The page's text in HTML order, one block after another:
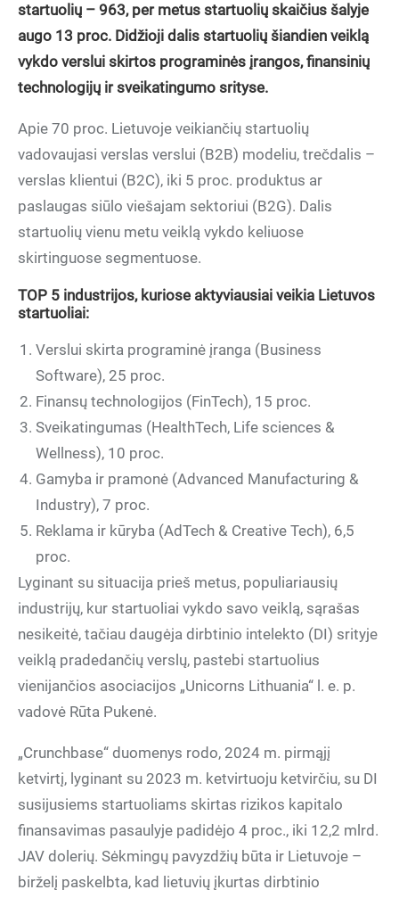
startuolių – 963, per metus startuolių skaičius šalyje
augo 13 proc. Didžioji dalis startuolių šiandien veiklą
vykdo verslui skirtos programinės įrangos, finansinių
technologijų ir sveikatingumo srityse.
Apie 70 proc. Lietuvoje veikiančių startuolių
vadovaujasi verslas verslui (B2B) modeliu, trečdalis –
verslas klientui (B2C), iki 5 proc. produktus ar
paslaugas siūlo viešajam sektoriui (B2G). Dalis
startuolių vienu metu veiklą vykdo keliuose
skirtinguose segmentuose.
TOP 5 industrijos, kuriose aktyviausiai veikia Lietuvos
startuoliai:
Verslui skirta programinė įranga (Business
Software), 25 proc.
Finansų technologijos (FinTech), 15 proc.
Sveikatingumas (HealthTech, Life sciences &
Wellness), 10 proc.
Gamyba ir pramonė (Advanced Manufacturing &
Industry), 7 proc.
Reklama ir kūryba (AdTech & Creative Tech), 6,5
proc.
Lyginant su situacija prieš metus, populiariausių
industrijų, kur startuoliai vykdo savo veiklą, sąrašas
nesikeitė, tačiau daugėja dirbtinio intelekto (DI) srityje
veiklą pradedančių verslų, pastebi startuolius
vienijančios asociacijos „Unicorns Lithuania“ l. e. p.
vadovė Rūta Pukenė.
„Crunchbase“ duomenys rodo, 2024 m. pirmąjį
ketvirtį, lyginant su 2023 m. ketvirtuoju ketvirčiu, su DI
susijusiems startuoliams skirtas rizikos kapitalo
finansavimas pasaulyje padidėjo 4 proc., iki 12,2 mlrd.
JAV dolerių. Sėkmingų pavyzdžių būta ir Lietuvoje –
birželį paskelbta, kad lietuvių įkurtas dirbtinio